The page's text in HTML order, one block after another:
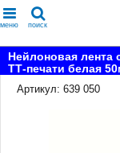
меню поиск
Нейлоновая лента
ТТ-печати белая
Артикул: 639 050